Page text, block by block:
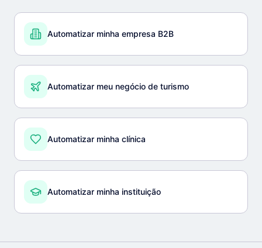
Automatizar minha empresa B2B
Automatizar meu negócio de turismo
Automatizar minha clínica
Automatizar minha instituição